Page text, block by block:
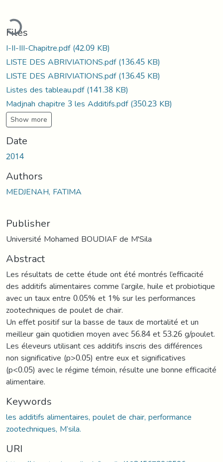
Files
I-II-III-Chapitre.pdf(42.09 KB)
LISTE DES ABRIVIATIONS.pdf(136.45 KB)
LISTE DES ABRIVIATIONS.pdf(136.45 KB)
Listes des tableau.pdf(141.38 KB)
Madjnah chapitre 3 les Additifs.pdf(350.23 KB)
Show more
Date
2014
Authors
MEDJENAH, FATIMA
Publisher
Université Mohamed BOUDIAF de M'Sila
Abstract
Les résultats de cette étude ont été montrés l’efficacité
des additifs alimentaires comme l’argile, huile et probiotique
avec un taux entre 0.05% et 1% sur les performances
zootechniques de poulet de chair.
Un effet positif sur la basse de taux de mortalité et un
meilleur gain quotidien moyen avec 56.84 et 53.26 g/poulet.
Les éleveurs utilisant ces additifs inscris des différences
non significative (p>0.05) entre eux et significatives
(p<0.05) avec le régime témoin, résulte une bonne efficacité
alimentaire.
Keywords
les additifs alimentaires, poulet de chair, performance
zootechniques, M’sila.
URI